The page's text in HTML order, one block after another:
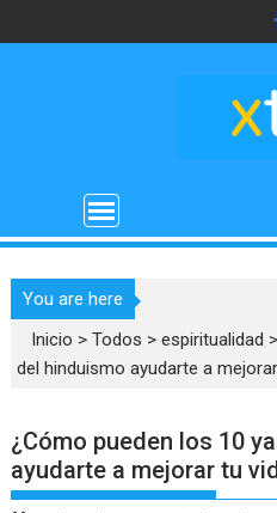
al
You are here
Inicio >Todos >espiritualidad
del hinduismo ayudarte a
¿Cómo pueden los 10
ayudarte a mejorar tu